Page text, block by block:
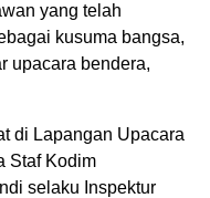
yang telah
kusuma bangsa,
upacara bendera,
di Lapangan Upacara
Staf Kodim
selaku Inspektur